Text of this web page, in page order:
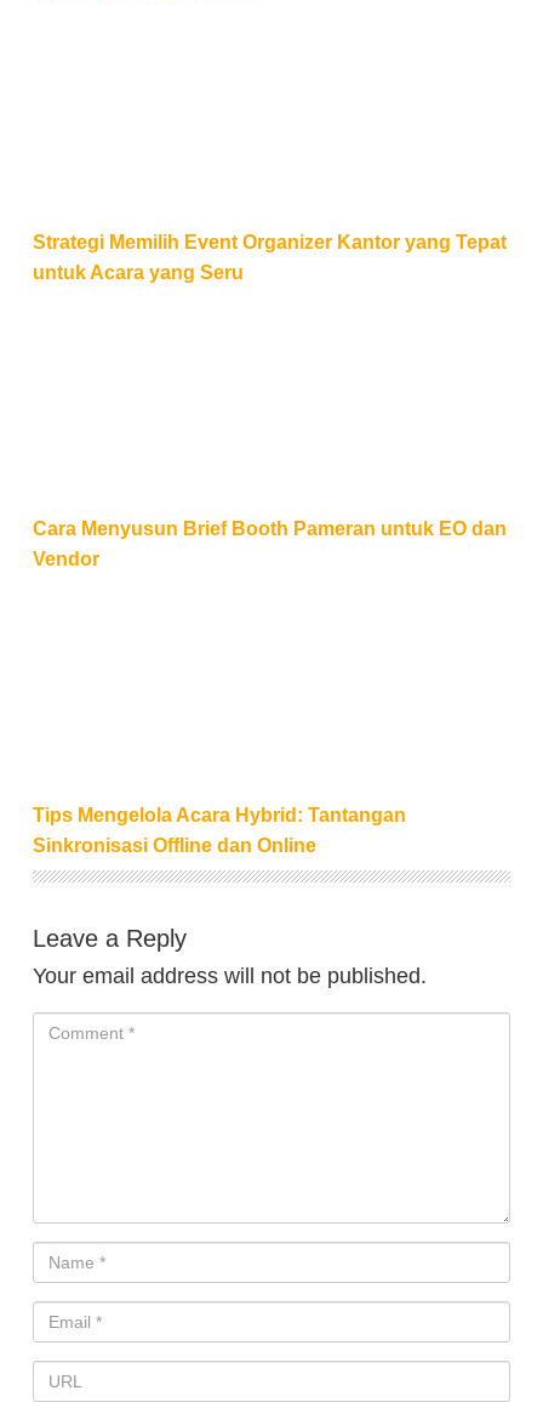
Strategi Memilih Event Organizer Kantor yang Tepat
untuk Acara yang Seru
Cara Menyusun Brief Booth Pameran untuk EO dan
Vendor
Tips Mengelola Acara Hybrid: Tantangan
Sinkronisasi Offline dan Online
Leave a Reply
Your email address will not be published.